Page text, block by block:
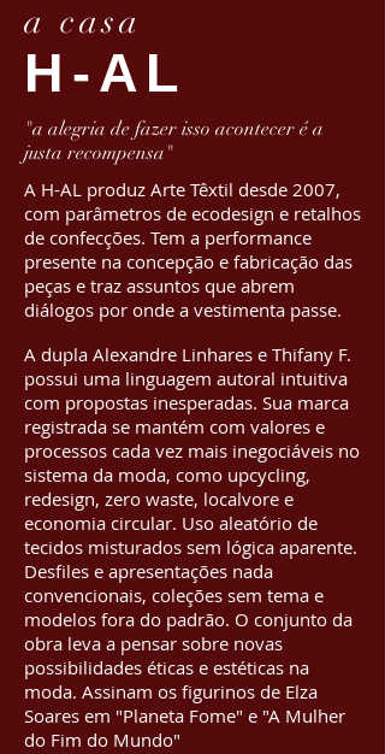
a casa
H-AL
"a alegria de fazer isso acontecer é a
justa recompensa"
A H-AL produz Arte Têxtil desde 2007,
com parâmetros de ecodesign e retalhos
de confecções. Tem a performance
presente na concepção e fabricação das
peças e traz assuntos que abrem
diálogos por onde a vestimenta passe.
A dupla Alexandre Linhares e Thifany F.
possui uma linguagem autoral intuitiva
com propostas inesperadas. Sua marca
registrada se mantém com valores e
processos cada vez mais inegociáveis no
sistema da moda, como upcycling,
redesign, zero waste, localvore e
economia circular. Uso aleatório de
tecidos misturados sem lógica aparente.
Desfiles e apresentações nada
convencionais, coleções sem tema e
modelos fora do padrão. O conjunto da
obra leva a pensar sobre novas
possibilidades éticas e estéticas na
moda. Assinam os figurinos de Elza
Soares em "Planeta Fome" e "A Mulher
do Fim do Mundo"